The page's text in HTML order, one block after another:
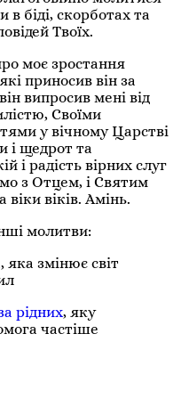
в біді, скорботах та
Твоїх.
моє зростання
приносив він за
випросив мені від
Своїми
у вічному Царстві
і щедрот та
і радість вірних слуг
з Отцем, і Святим
віки віків. Амінь.
молитви:
, яка змінює світ
рідних, яку
частіше